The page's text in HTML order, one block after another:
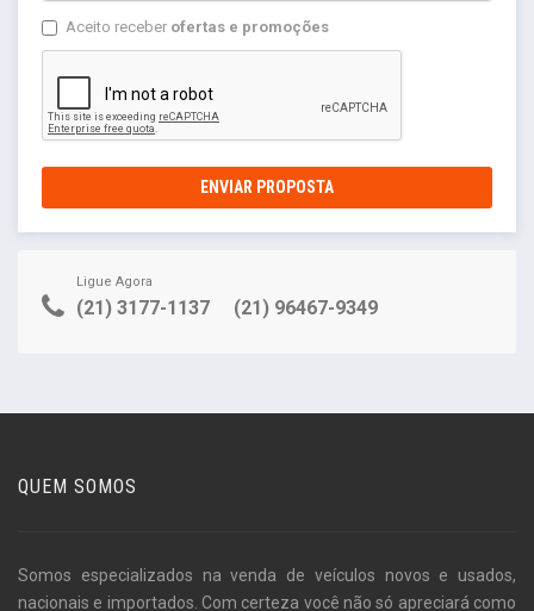
Aceito receber ofertas e promoções
ENVIAR PROPOSTA
Ligue Agora
(21) 3177-1137 (21) 96467-9349
QUEM SOMOS
Somos especializados na venda de veículos novos e usados,
nacionais e importados. Com certeza você não só apreciará como